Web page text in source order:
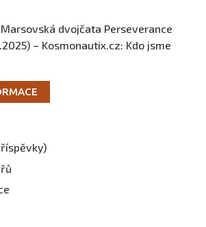
dvojčata Perseverance
– Kosmonautix.cz: Kdo jsme